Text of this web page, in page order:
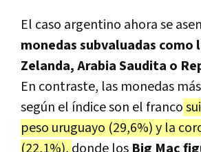
El caso argentino ahora se
monedas subvaluadas como
Zelanda, Arabia Saudita o
En contraste, las monedas más
según el índice son el franco
peso uruguayo (29,6%) y la
(22,1%), donde los Big Mac